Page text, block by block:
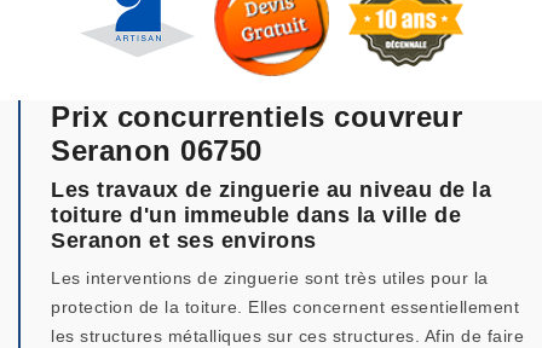
Prix concurrentiels couvreur
Seranon 06750
Les travaux de zinguerie au niveau de la
toiture d'un immeuble dans la ville de
Seranon et ses environs
Les interventions de zinguerie sont très utiles pour la
protection de la toiture. Elles concernent essentiellement
les structures métalliques sur ces structures. Afin de faire